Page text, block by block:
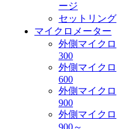
ージ
セットリング
マイクロメーター
外側マイクロ
300
外側マイクロ
600
外側マイクロ
900
外側マイクロ
900～